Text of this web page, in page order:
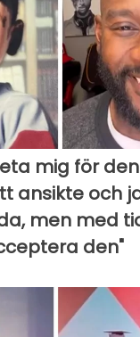
mig för
ansikte och
men med
den"